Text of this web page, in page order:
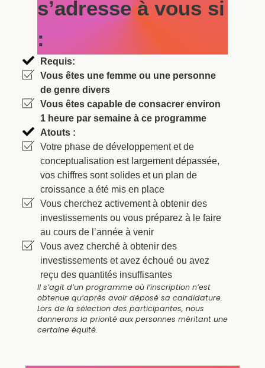
s’adresse à vous si
:
Requis:
Vous êtes une femme ou une personne
de genre divers
Vous êtes capable de consacrer environ
1 heure par semaine à ce programme
Atouts :
Votre phase de développement et de
conceptualisation est largement dépassée,
vos chiffres sont solides et un plan de
croissance a été mis en place
Vous cherchez activement à obtenir des
investissements ou vous préparez à le faire
au cours de l’année à venir
Vous avez cherché à obtenir des
investissements et avez échoué ou avez
reçu des quantités insuffisantes
Il s’agit d’un programme où l’inscription n’est
obtenue qu’après avoir déposé sa candidature.
Lors de la sélection des participantes, nous
donnerons la priorité aux personnes méritant une
certaine équité.